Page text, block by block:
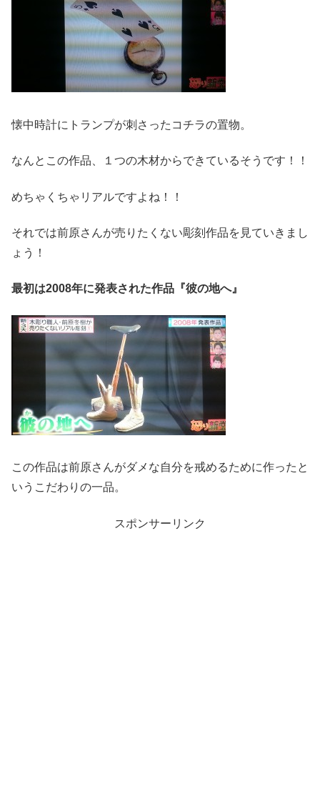
懐中時計にトランプが刺さったコチラの置物。
なんとこの作品、１つの木材からできているそうです！！
めちゃくちゃリアルですよね！！
それでは前原さんが売りたくない彫刻作品を見ていきまし
ょう！
最初は2008年に発表された作品『彼の地へ』
この作品は前原さんがダメな自分を戒めるために作ったと
いうこだわりの一品。
スポンサーリンク